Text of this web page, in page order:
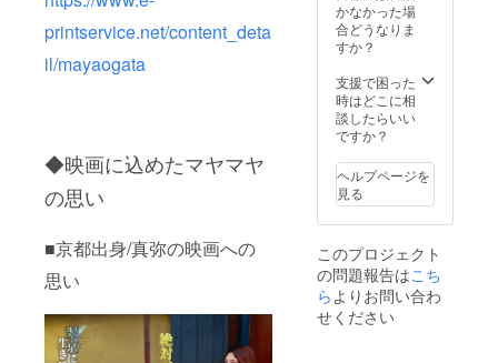
printservice.net/content_deta
il/mayaogata
◆映画に込めたマヤマヤ
の思い
■京都出身/真弥の映画への
思い
resorts.
co.jp/th
thousa
nd-
kyoto/r
estaura
nts/tea
bar/ 監
督真弥
耶(東京)
の自己
紹介は
当ペー
ジの上
部に記
紹介は
当ペー
載ござ
います
のでご
覧くだ
さい。
※当日の
費、食
費は
個々で
のお支
払とな
ります
のでご
術・個
性心理
マヤ暦
とぎ式
生命の
樹キャ
ター 普
段から
プロ
デュー
ような
ことを
してい
ると言
われて
の２月
以降の
希望日
望場所
を記入
お願い
致しま
し記入
がない
場合は
希望日
きする
メール
をお送
りしま
す。 ・
ます。
かなかった場
合どうなりま
すか？
支援で困った
時はどこに相
談したらいい
ですか？
ヘルプページを
見る
このプロジェクト
の問題報告はこち
ら よりお問い合わ
せください